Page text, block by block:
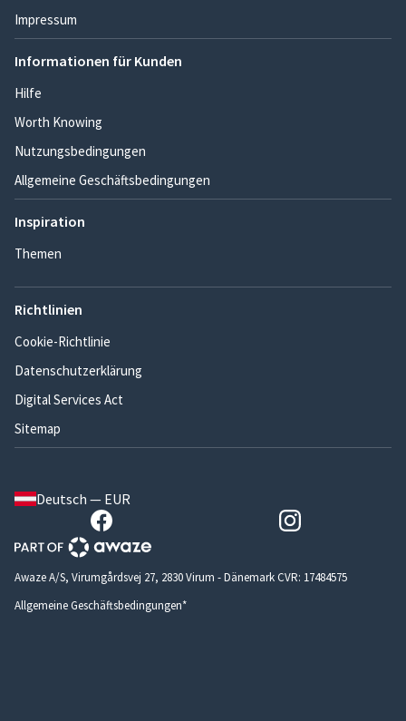
Impressum
Informationen für Kunden
Hilfe
Worth Knowing
Nutzungsbedingungen
Allgemeine Geschäftsbedingungen
Inspiration
Themen
Richtlinien
Cookie-Richtlinie
Datenschutzerklärung
Digital Services Act
Sitemap
Deutsch — EUR
Awaze A/S, Virumgårdsvej 27, 2830 Virum - Dänemark CVR: 17484575
Allgemeine Geschäftsbedingungen*